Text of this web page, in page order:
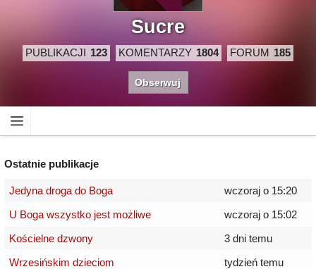
Sucre
PUBLIKACJI 123 KOMENTARZY 1804 FORUM 185
Obserwuj
Ostatnie publikacje
Jedyna droga do Boga
wczoraj o 15:20
U Boga wszystko jest możliwe
wczoraj o 15:02
Kościelne dzwony
3 dni temu
Wrzesińskim dzieciom
tydzień temu